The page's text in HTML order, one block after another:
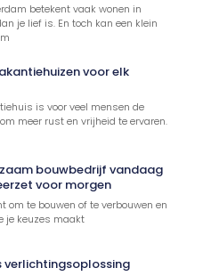
betekent vaak wonen in
je lief is. En toch kan een klein
voor elk
is voor veel mensen de
meer rust en vrijheid te ervaren.
bouwbedrijf vandaag
voor morgen
om te bouwen of te verbouwen en
je keuzes maakt
verlichtingsoplossing